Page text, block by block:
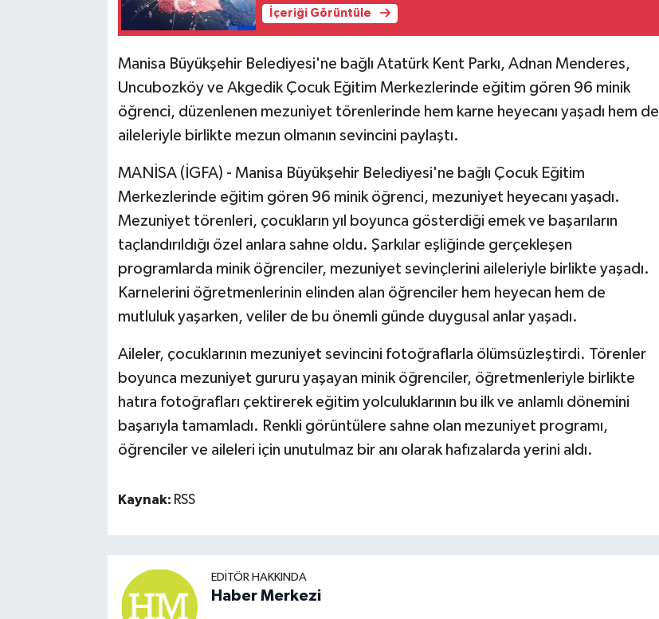
İçeriği Görüntüle
Manisa Büyükşehir Belediyesi'ne bağlı Atatürk Kent Parkı, Adnan Menderes,
Uncubozköy ve Akgedik Çocuk Eğitim Merkezlerinde eğitim gören 96 minik
öğrenci, düzenlenen mezuniyet törenlerinde hem karne heyecanı yaşadı hem de
aileleriyle birlikte mezun olmanın sevincini paylaştı.
MANİSA (İGFA) - Manisa Büyükşehir Belediyesi'ne bağlı Çocuk Eğitim
Merkezlerinde eğitim gören 96 minik öğrenci, mezuniyet heyecanı yaşadı.
Mezuniyet törenleri, çocukların yıl boyunca gösterdiği emek ve başarıların
taçlandırıldığı özel anlara sahne oldu. Şarkılar eşliğinde gerçekleşen
programlarda minik öğrenciler, mezuniyet sevinçlerini aileleriyle birlikte yaşadı.
Karnelerini öğretmenlerinin elinden alan öğrenciler hem heyecan hem de
mutluluk yaşarken, veliler de bu önemli günde duygusal anlar yaşadı.
Aileler, çocuklarının mezuniyet sevincini fotoğraflarla ölümsüzleştirdi. Törenler
boyunca mezuniyet gururu yaşayan minik öğrenciler, öğretmenleriyle birlikte
hatıra fotoğrafları çektirerek eğitim yolculuklarının bu ilk ve anlamlı dönemini
başarıyla tamamladı. Renkli görüntülere sahne olan mezuniyet programı,
öğrenciler ve aileleri için unutulmaz bir anı olarak hafızalarda yerini aldı.
Kaynak: RSS
EDITÖR HAKKINDA
Haber Merkezi